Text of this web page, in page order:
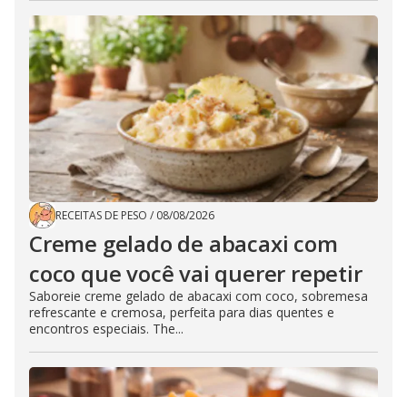
RECEITAS DE PESO / 08/08/2026
Creme gelado de abacaxi com
coco que você vai querer repetir
Saboreie creme gelado de abacaxi com coco, sobremesa
refrescante e cremosa, perfeita para dias quentes e
encontros especiais. The...